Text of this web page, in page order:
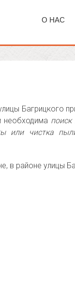
О НАС
Багрицкого
необходима поиск
или чистка
в районе улицы